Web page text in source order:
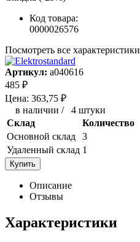
Код товара:
0000026576
Посмотреть все характеристики
Артикул: a040616
485 ₽
Цена: 363,75 ₽
в наличии / 4 штуки
Склад
Количество
Основной склад
3
Удаленный склад 1
Купить
Описание
Отзывы
Характеристики